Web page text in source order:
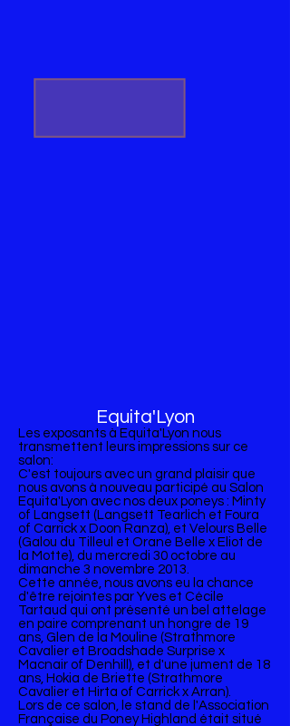
Equita'Lyon
Les exposants à Equita'Lyon nous
transmettent leurs impressions sur ce
salon:
C'est toujours avec un grand plaisir que
nous avons à nouveau participé au Salon
Equita'Lyon avec nos deux poneys : Minty
of Langsett (Langsett Tearlich et Foura
of Carrick x Doon Ranza), et Velours Belle
(Galou du Tilleul et Orane Belle x Eliot de
la Motte), du mercredi 30 octobre au
dimanche 3 novembre 2013.
Cette année, nous avons eu la chance
d'être rejointes par Yves et Cécile
Tartaud qui ont présenté un bel attelage
en paire comprenant un hongre de 19
ans, Glen de la Mouline (Strathmore
Cavalier et Broadshade Surprise x
Macnair of Denhill), et d'une jument de 18
ans, Hokia de Briette (Strathmore
Cavalier et Hirta of Carrick x Arran).
Lors de ce salon, le stand de l'Association
Française du Poney Highland était situé